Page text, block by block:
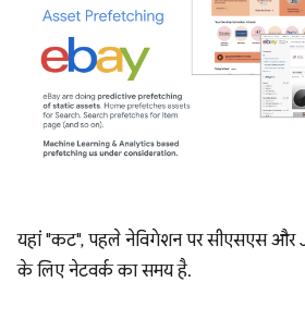
यहां "कट", पहले नेविगेशन पर सीएसएस और
के लिए नेटवर्क का समय है.